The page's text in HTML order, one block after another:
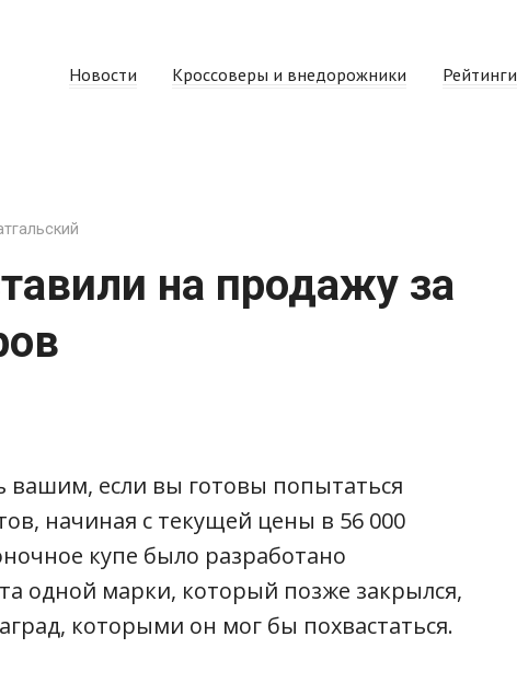
Новости Кроссоверы и внедорожники Рейтинги
на продажу за
вашим, если вы готовы попытаться
начиная с текущей цены в 56 000
купе было разработано
одной марки, который позже закрылся,
которыми он мог бы похвастаться.